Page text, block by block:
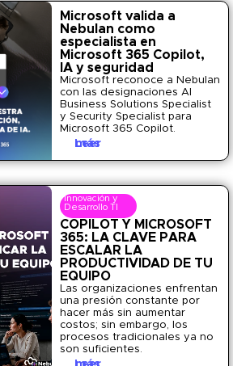
Microsoft valida a
Nebulan como
especialista en
Microsoft 365 Copilot,
IA y seguridad
Microsoft reconoce a Nebulan
con las designaciones AI
Business Solutions Specialist
y Security Specialist para
Microsoft 365 Copilot.
Leer más
Innovación y
Desarrollo TI
COPILOT Y MICROSOFT
365: LA CLAVE PARA
ESCALAR LA
PRODUCTIVIDAD DE TU
EQUIPO
Las organizaciones enfrentan
una presión constante por
hacer más sin aumentar
costos; sin embargo, los
procesos tradicionales ya no
son suficientes.